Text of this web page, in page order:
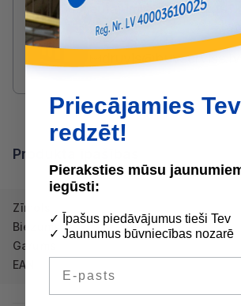
Radušies jautājumi par produktu?
SAZINIES AR DRUVIS:
2233 5731
druvis@buvserviss.lv
Produkta īpašības
Zīmols
Biezums
Garums
EAN
Priecājamies
redzēt!
Pieraksties mūsu
iegūsti:
✓ Īpašus piedāvājumus tieši Tev
✓ Jaunumus būvniecības nozarē